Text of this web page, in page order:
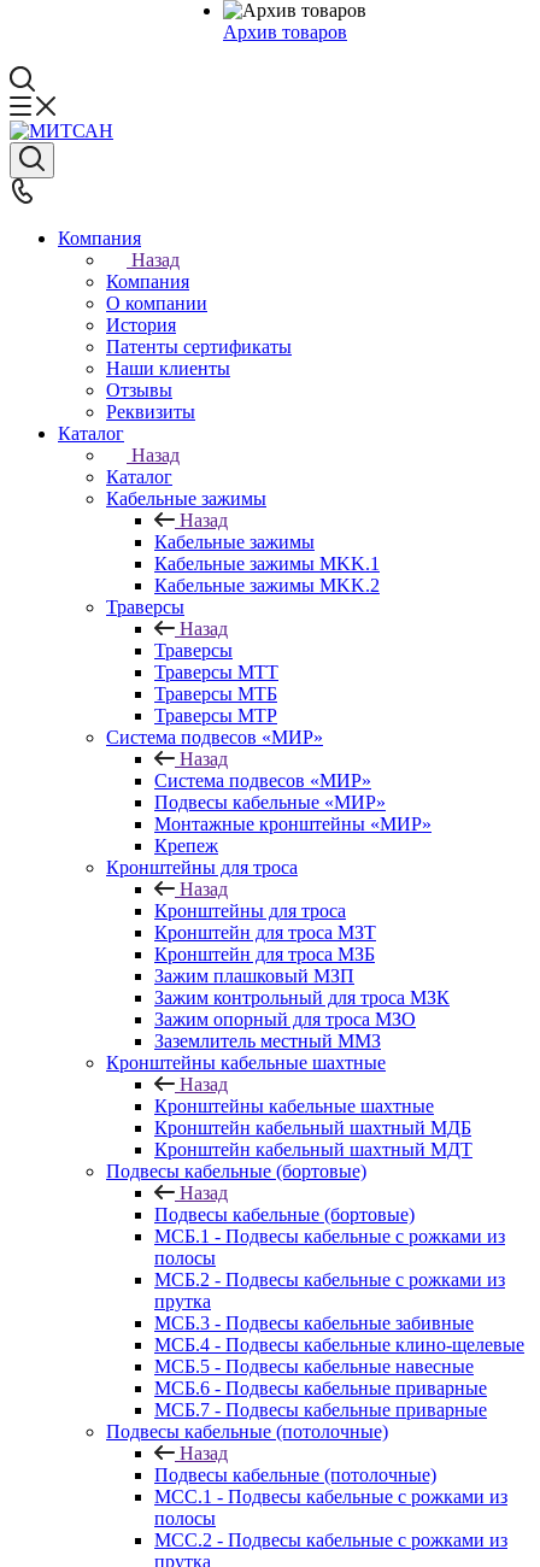
Архив товаров
Компания
Назад
Компания
О компании
История
Патенты сертификаты
Наши клиенты
Отзывы
Реквизиты
Каталог
Назад
Каталог
Кабельные зажимы
Назад
Кабельные зажимы
Кабельные зажимы MKK.1
Кабельные зажимы MKK.2
Траверсы
Назад
Траверсы
Траверсы МТТ
Траверсы МТБ
Траверсы МТР
Система подвесов «МИР»
Назад
Система подвесов «МИР»
Подвесы кабельные «МИР»
Монтажные кронштейны «МИР»
Крепеж
Кронштейны для троса
Назад
Кронштейны для троса
Кронштейн для троса МЗТ
Кронштейн для троса МЗБ
Зажим плашковый MЗП
Зажим контрольный для троса МЗК
Зажим опорный для троса МЗО
Заземлитель местный ММЗ
Кронштейны кабельные шахтные
Назад
Кронштейны кабельные шахтные
Кронштейн кабельный шахтный МДБ
Кронштейн кабельный шахтный МДТ
Подвесы кабельные (бортовые)
Назад
Подвесы кабельные (бортовые)
МСБ.1 - Подвесы кабельные с рожками из
полосы
МСБ.2 - Подвесы кабельные с рожками из
прутка
МСБ.3 - Подвесы кабельные забивные
МСБ.4 - Подвесы кабельные клино-щелевые
МСБ.5 - Подвесы кабельные навесные
МСБ.6 - Подвесы кабельные приварные
МСБ.7 - Подвесы кабельные приварные
Подвесы кабельные (потолочные)
Назад
Подвесы кабельные (потолочные)
МСС.1 - Подвесы кабельные с рожками из
полосы
МСС.2 - Подвесы кабельные с рожками из
прутка